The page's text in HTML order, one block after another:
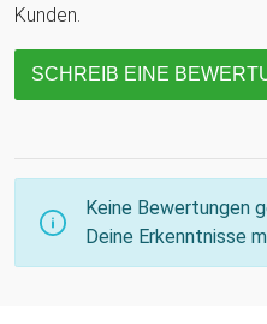
Kunden.
SCHREIB EINE
Keine Bewertungen
Deine Erkenntnisse